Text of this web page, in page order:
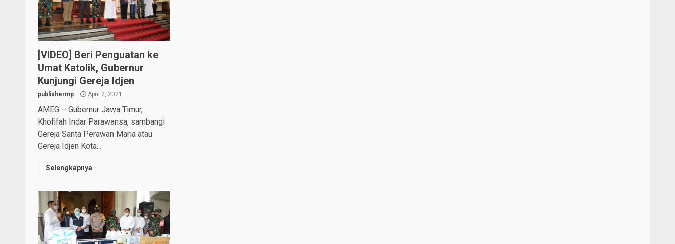
[VIDEO] Beri Penguatan ke
Umat Katolik, Gubernur
Kunjungi Gereja Idjen
publishermp April 2, 2021
AMEG – Gubernur Jawa Timur,
Khofifah Indar Parawansa, sambangi
Gereja Santa Perawan Maria atau
Gereja Idjen Kota...
Selengkapnya